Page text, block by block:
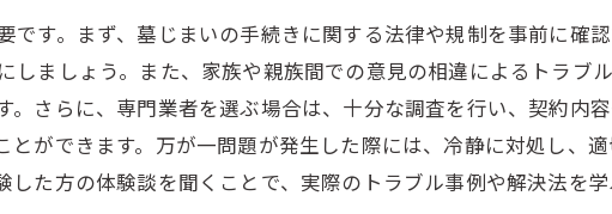
す。まず、墓じまいの手続きに関する法律や規制を事前に確
しましょう。また、家族や親族間での意見の相違によるトラブ
。さらに、専門業者を選ぶ場合は、十分な調査を行い、契約内
ができます。万が一問題が発生した際には、冷静に対処し、
た方の体験談を聞くことで、実際のトラブル事例や解決法を学